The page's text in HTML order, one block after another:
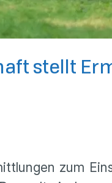
stellt
zum